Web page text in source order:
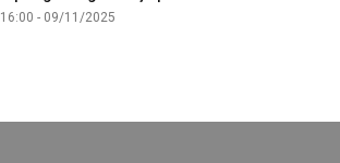
16:00 - 09/11/2025